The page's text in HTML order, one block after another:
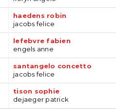
haedens robin
jacobs felice
lefebvre fabien
engels anne
santangelo concetto
jacobs felice
tison sophie
dejaeger patrick